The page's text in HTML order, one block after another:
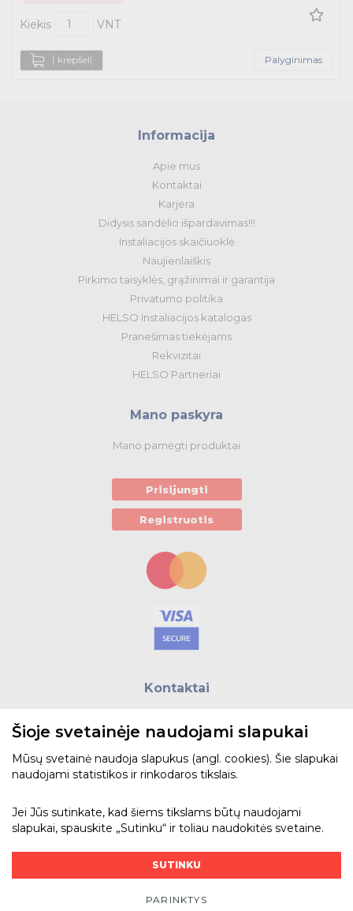
Kiekis VNT
Į krepšelį Palyginimas
Informacija
Apie mus
Kontaktai
Karjera
Didysis sandėlio išpardavimas!!!
Instaliacijos skaičiuoklė
Naujienlaiškis
Pirkimo taisyklės, grąžinimai ir garantija
Privatumo politika
HELSO Instaliacijos katalogas
Pranešimas tiekėjams
Rekvizitai
HELSO Partneriai
Mano paskyra
Mano pamėgti produktai
Prisijungti
Registruotis
Kontaktai
Telefonas:+370 5 215 0070
Adresas: Vilkpėdės g. 4, LT-03151, Vilnius
Bendraukime
Šioje svetainėje naudojami slapukai
Mūsų svetainė naudoja slapukus (angl. cookies). Šie slapukai
naudojami statistikos ir rinkodaros tikslais.
Jei Jūs sutinkate, kad šiems tikslams būtų naudojami
slapukai, spauskite „Sutinku“ ir toliau naudokitės svetaine.
SUTINKU
PARINKTYS